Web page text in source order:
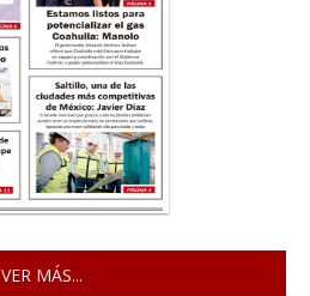
VER MÁS...